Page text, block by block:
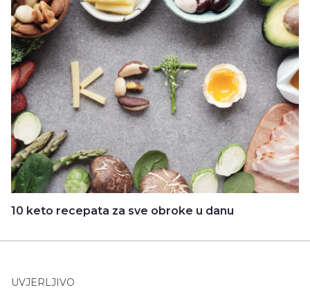
10 keto recepata za sve obroke u danu
UVJERLJIVO